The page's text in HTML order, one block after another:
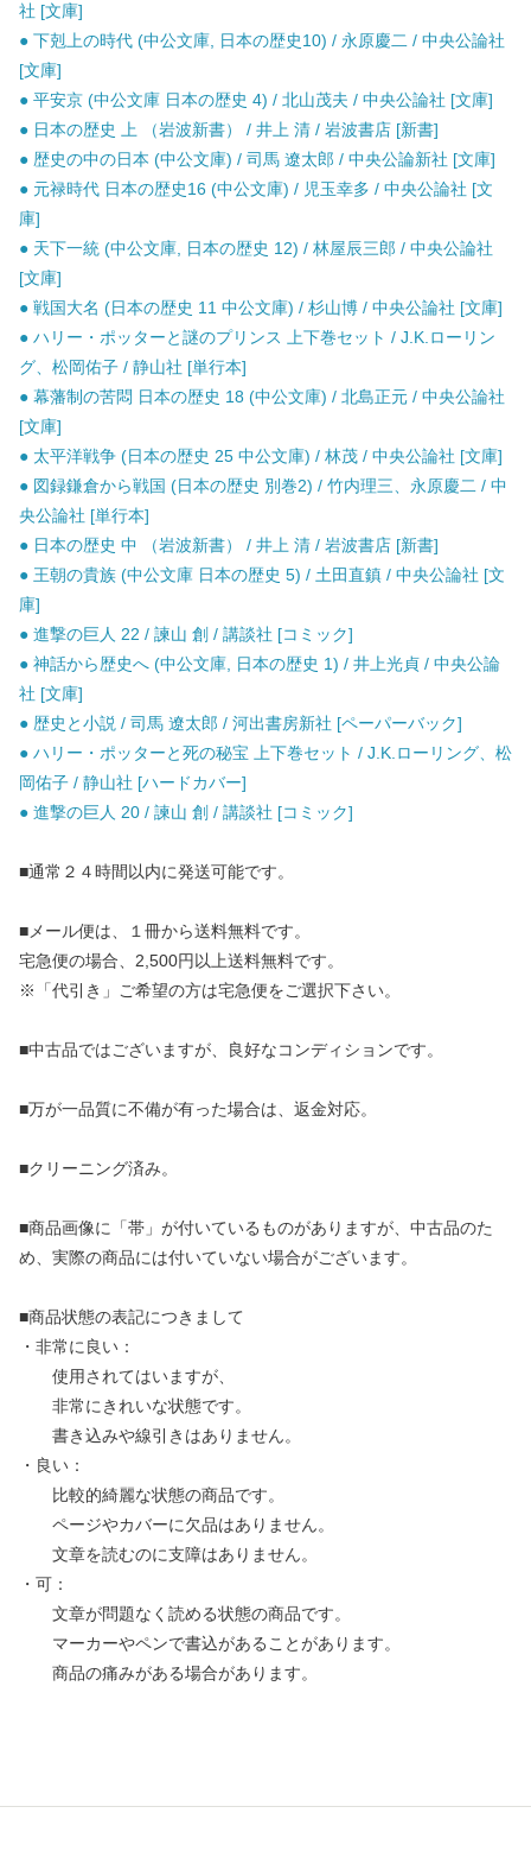
社 [文庫]
● 下剋上の時代 (中公文庫, 日本の歴史10) / 永原慶二 / 中央公論社
[文庫]
● 平安京 (中公文庫 日本の歴史 4) / 北山茂夫 / 中央公論社 [文庫]
● 日本の歴史 上 （岩波新書） / 井上 清 / 岩波書店 [新書]
● 歴史の中の日本 (中公文庫) / 司馬 遼太郎 / 中央公論新社 [文庫]
● 元禄時代 日本の歴史16 (中公文庫) / 児玉幸多 / 中央公論社 [文
庫]
● 天下一統 (中公文庫, 日本の歴史 12) / 林屋辰三郎 / 中央公論社
[文庫]
● 戦国大名 (日本の歴史 11 中公文庫) / 杉山博 / 中央公論社 [文庫]
● ハリー・ポッターと謎のプリンス 上下巻セット / J.K.ローリン
グ、松岡佑子 / 静山社 [単行本]
● 幕藩制の苦悶 日本の歴史 18 (中公文庫) / 北島正元 / 中央公論社
[文庫]
● 太平洋戦争 (日本の歴史 25 中公文庫) / 林茂 / 中央公論社 [文庫]
● 図録鎌倉から戦国 (日本の歴史 別巻2) / 竹内理三、永原慶二 / 中
央公論社 [単行本]
● 日本の歴史 中 （岩波新書） / 井上 清 / 岩波書店 [新書]
● 王朝の貴族 (中公文庫 日本の歴史 5) / 土田直鎮 / 中央公論社 [文
庫]
● 進撃の巨人 22 / 諫山 創 / 講談社 [コミック]
● 神話から歴史へ (中公文庫, 日本の歴史 1) / 井上光貞 / 中央公論
社 [文庫]
● 歴史と小説 / 司馬 遼太郎 / 河出書房新社 [ペーパーバック]
● ハリー・ポッターと死の秘宝 上下巻セット / J.K.ローリング、松
岡佑子 / 静山社 [ハードカバー]
● 進撃の巨人 20 / 諫山 創 / 講談社 [コミック]
■通常２４時間以内に発送可能です。
■メール便は、１冊から送料無料です。
宅急便の場合、2,500円以上送料無料です。
※「代引き」ご希望の方は宅急便をご選択下さい。
■中古品ではございますが、良好なコンディションです。
■万が一品質に不備が有った場合は、返金対応。
■クリーニング済み。
■商品画像に「帯」が付いているものがありますが、中古品のた
め、実際の商品には付いていない場合がございます。
■商品状態の表記につきまして
・非常に良い：
使用されてはいますが、
非常にきれいな状態です。
書き込みや線引きはありません。
・良い：
比較的綺麗な状態の商品です。
ページやカバーに欠品はありません。
文章を読むのに支障はありません。
・可：
文章が問題なく読める状態の商品です。
マーカーやペンで書込があることがあります。
商品の痛みがある場合があります。